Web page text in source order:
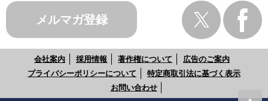
メルマガ登録
会社案内 採用情報 著作権について
広告のご案内
プライバシーポリシーについて
特定商取引法に基づく表示
お問い合わせ